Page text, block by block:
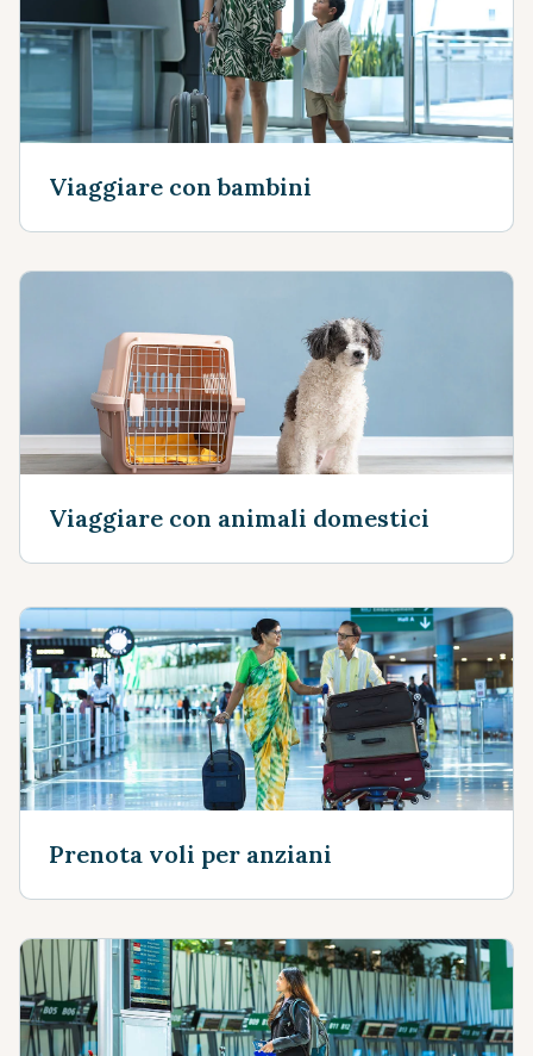
Viaggiare con bambini
Viaggiare con animali domestici
Prenota voli per anziani